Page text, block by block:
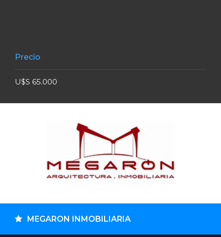
Precio
U$S 65.000
MEGARON INMOBILIARIA